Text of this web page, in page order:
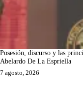
Posesión, discurso y las
Abelardo De La Espriella
7 agosto, 2026